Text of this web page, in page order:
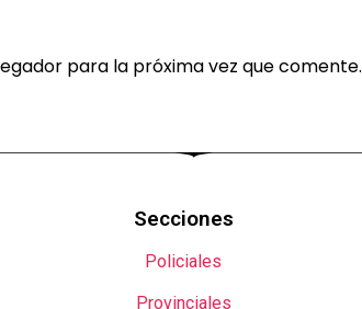
para la próxima vez que comente.
Secciones
Policiales
Provinciales